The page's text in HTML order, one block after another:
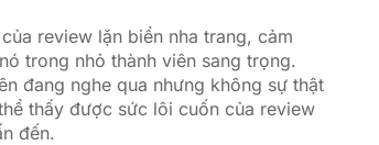
review lặn biển nha trang, cảm
trong nhỏ thành viên sang trọng.
đang nghe qua nhưng không sự thật
thấy được sức lôi cuốn của review
đến.